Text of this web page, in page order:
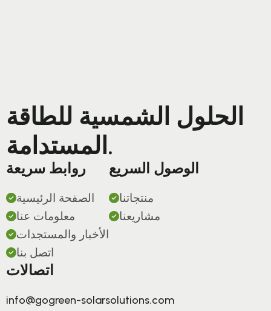
الحلول الشمسية للطاقة
المستدامة.
روابط سريعة
الصفحة الرئيسية
معلومات عنا
الأخبار والمستجدات
اتصل بنا
الوصول السريع
منتجاتنا
مشاريعنا
اتصالات
info@gogreen-solarsolutions.com